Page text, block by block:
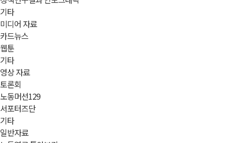
기타
미디어 자료
카드뉴스
웹툰
기타
영상 자료
토론회
노동머선129
서포터즈단
기타
일반자료